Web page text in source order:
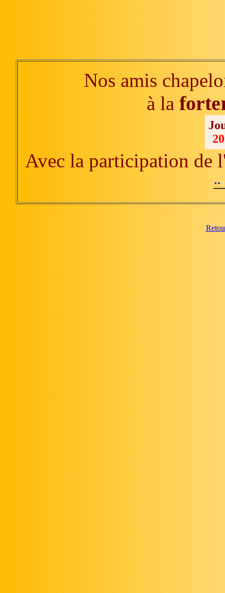
Nos amis
à la
20
Avec la participation de